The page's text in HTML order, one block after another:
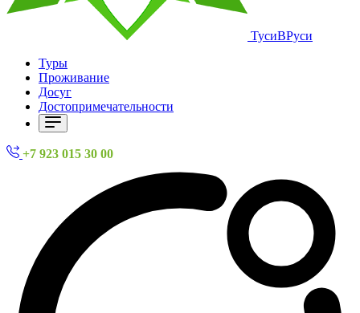
ТусиВРуси
Туры
Проживание
Досуг
Достопримечательности
+7 923 015 30 00